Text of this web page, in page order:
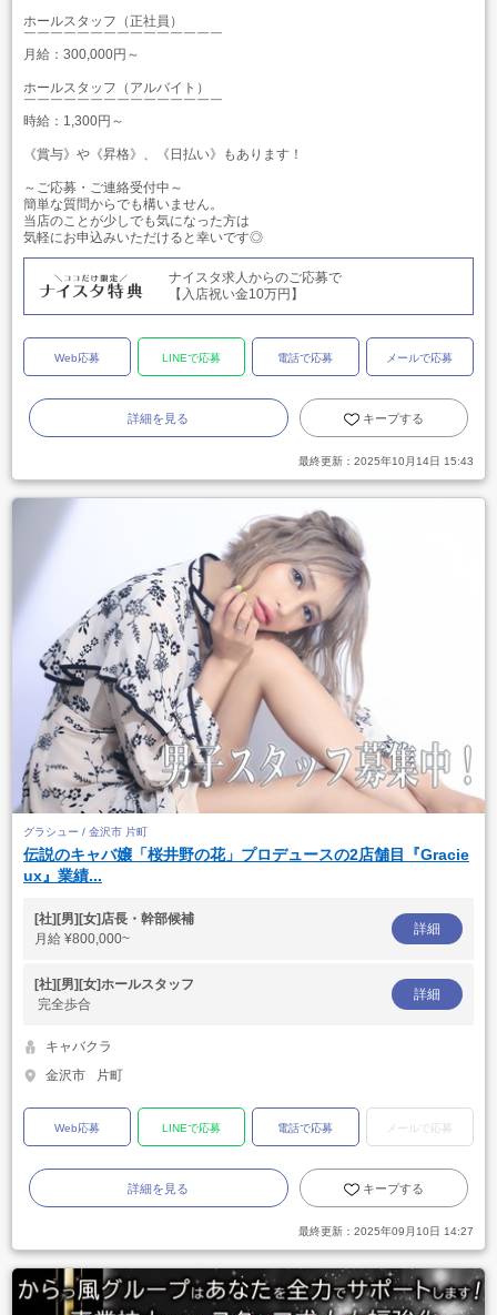
ホールスタッフ（正社員）
￣￣￣￣￣￣￣￣￣￣￣￣￣￣￣
月給：300,000円～
ホールスタッフ（アルバイト）
￣￣￣￣￣￣￣￣￣￣￣￣￣￣￣
時給：1,300円～
《賞与》や《昇格》、《日払い》もあります！
～ご応募・ご連絡受付中～
簡単な質問からでも構いません。
当店のことが少しでも気になった方は
気軽にお申込みいただけると幸いです◎
ナイスタ求人からのご応募で
【入店祝い金10万円】
Web応募 LINEで応募 電話で応募 メールで応募
詳細を見る キープする
最終更新： 2025年10月14日 15:43
グラシュー / 金沢市 片町
伝説のキャバ嬢「桜井野の花」プロデュースの2店舗目『Gracie
ux』業績...
[社][男][女]店長・幹部候補
月給 ¥800,000~
詳細
[社][男][女]ホールスタッフ
完全歩合
詳細
キャバクラ
金沢市
片町
Web応募 LINEで応募 電話で応募 メールで応募
詳細を見る キープする
最終更新： 2025年09月10日 14:27